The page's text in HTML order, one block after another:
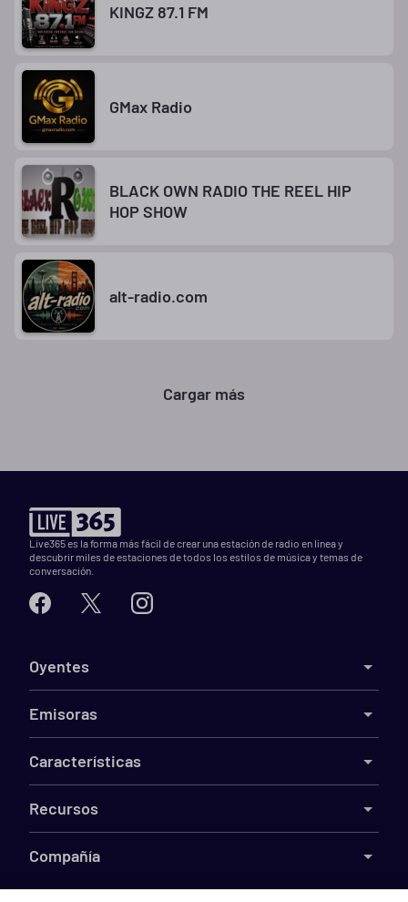
KINGZ 87.1 FM
GMax Radio
BLACK OWN RADIO THE REEL HIP
HOP SHOW
alt-radio.com
Cargar más
Live365 es la forma más fácil de crear una estación de radio en línea y
descubrir miles de estaciones de todos los estilos de música y temas de
conversación.
Oyentes
Emisoras
Características
Recursos
Compañía